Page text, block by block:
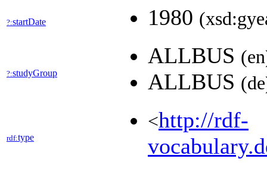
?:startDate 1980
?:studyGroup
ALLBUS
ALLBUS
rdf:type
<http://rdf-